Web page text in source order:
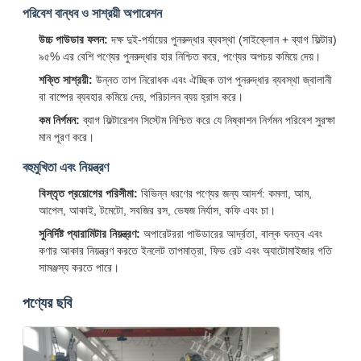
পরিবেশ বান্ধব ও সাশ্রয়ী অপারেশন
উচ্চ পাউডার ফলন: দক্ষ দুই-পর্যায়ের পুনরুদ্ধার ব্যবস্থা (সাইক্লোন + ব্যাগ ফিল্টার)
৯৫% এর বেশি পণ্যের পুনরুদ্ধার হার নিশ্চিত করে, পণ্যের অপচয় কমিয়ে দেয়।
শক্তি সাশ্রয়ী: উন্নত তাপ নিরোধক এবং ঐচ্ছিক তাপ পুনরুদ্ধার ব্যবস্থা জ্বালানী
বা বাষ্পের ব্যবহার কমিয়ে দেয়, পরিচালন ব্যয় হ্রাস করে।
কম নির্গমন: ব্যাগ ফিল্টারেশন সিস্টেম নিশ্চিত করে যে নিষ্কাশন নির্গমন পরিবেশ সুরক্ষা
মান পূরণ করে।
বহুমুখিতা এবং নিয়ন্ত্রণ
বিস্তৃত প্রয়োগের পরিসীমা: বিভিন্ন ধরণের পণ্যের জন্য আদর্শ: কমলা, আম,
আপেল, আকাই, টমেটো, সবজির রস, ভেষজ নির্যাস, কফি এবং চা।
সুনির্দিষ্ট প্যারামিটার নিয়ন্ত্রণ: অপারেটররা পাউডারের আর্দ্রতা, বাল্ক ঘনত্ব এবং
কণার আকার নিয়ন্ত্রণ করতে ইনলেট তাপমাত্রা, ফিড রেট এবং অ্যাটোমাইজার গতি
সামঞ্জস্য করতে পারে।
পণ্যের ছবি